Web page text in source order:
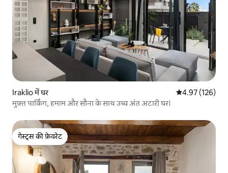
Iraklio में घर औसत रेटिंग 5 में से
4.97 (126)
मुफ़्त पार्किंग, हमाम और सौना के साथ उच्च अंत अटारी घर।
गेस्ट्स की फ़ेवरेट
गेस्ट्स की फ़ेवरेट